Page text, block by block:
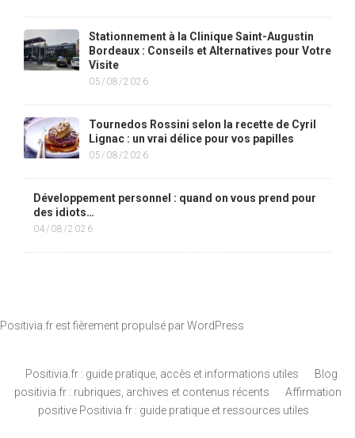
Stationnement à la Clinique Saint-Augustin
Bordeaux : Conseils et Alternatives pour Votre
Visite
05/08/2026
Tournedos Rossini selon la recette de Cyril
Lignac : un vrai délice pour vos papilles
05/08/2026
Développement personnel : quand on vous prend pour
des idiots…
04/08/2026
Positivia.fr est fièrement propulsé parWordPress
Positivia.fr : guide pratique, accès et informations utiles
Blog
positivia.fr : rubriques, archives et contenus récents
Affirmation
positive Positivia.fr : guide pratique et ressources utiles